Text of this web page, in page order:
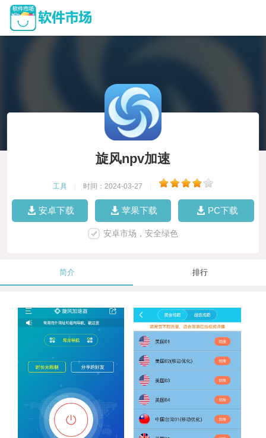
旋风npv加速
工具 时间：2024-03-27
安卓下载 苹果下载 PC下载
安卓市场，安全绿色
简介 排行